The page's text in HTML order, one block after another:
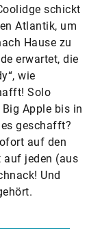
schickt
Atlantik, um
Hause zu
erwartet, die
wie
Solo
Apple bis in
geschafft?
auf den
auf jeden (aus
Und